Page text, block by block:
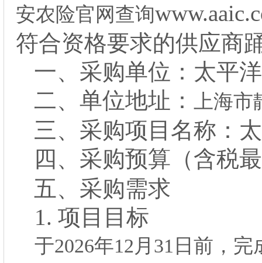
安农险官网查询
符合资格要求的供应商
一、 采购单位： 太平
二、 单位地址： 上海
三、 采购项目名称：
四、 采购预算（含税
五、 采购需求
1. 项目目标
于2026年12月31日前，